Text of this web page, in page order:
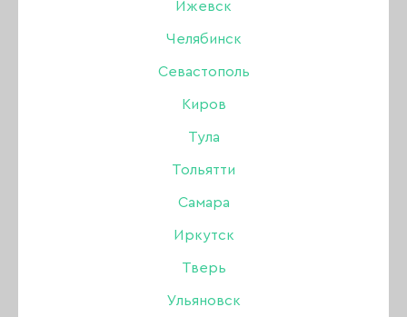
Ижевск
Челябинск
Севастополь
Киров
Тула
Тольятти
Самара
Иркутск
Тверь
Ульяновск
В наличии в интернет-магазине
В наличии в магазинах